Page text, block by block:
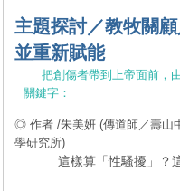
主題探討／教牧關
並重新賦能
把創傷者帶到上帝面前，
關鍵字：
◎ 作者 /朱美妍 (傳道師／壽山
學研究所)
這樣算「性騷擾」？